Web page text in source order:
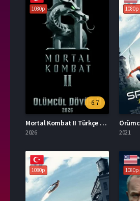
1080p
6.7
Mortal Kombat II Türkçe Dublaj İzle
2026
1080p
2021
1080p 1080p